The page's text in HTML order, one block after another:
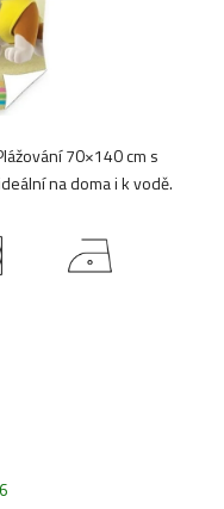
70×140 cm s
na doma i k vodě.